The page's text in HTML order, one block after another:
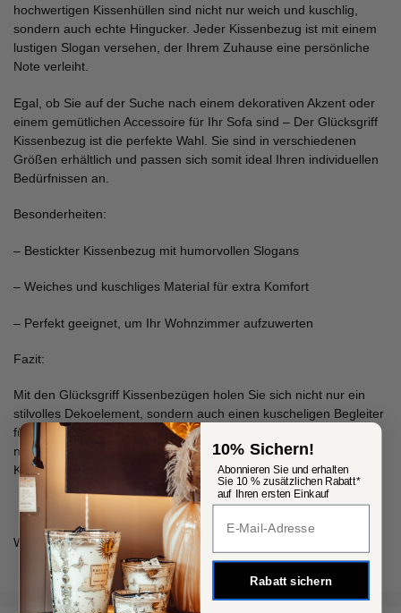
hochwertigen Kissenhüllen sind nicht nur weich und kuschlig,
sondern auch echte Hingucker. Jeder Kissenbezug ist mit einem
lustigen Slogan versehen, der Ihrem Zuhause eine persönliche
Note verleiht.
Egal, ob Sie auf der Suche nach einem dekorativen Akzent oder
einem gemütlichen Accessoire für Ihr Sofa sind – Der Glücksgriff
Kissenbezug ist die perfekte Wahl. Sie sind in verschiedenen
Größen erhältlich und passen sich somit ideal Ihren individuellen
Bedürfnissen an.
Besonderheiten:
– Bestickter Kissenbezug mit humorvollen Slogans
– Weiches und kuschliges Material für extra Komfort
– Perfekt geeignet, um Ihr Wohnzimmer aufzuwerten
Fazit:
Mit den Glücksgriff Kissenbezügen holen Sie sich nicht nur ein
stilvolles Dekoelement, sondern auch einen kuscheligen Begleiter
für entspannte Stunden auf dem Sofa. Machen Sie Ihr Zuhause
noch gemütlicher und sorgen Sie mit diesen einzigartigen
Kissenbezügen für Gesprächsstoff bei Ihren Gästen!
Wird geliefert ohne Kissenfüllung!
10% Sichern!
Abonnieren Sie und erhalten
Sie 10 % zusätzlichen Rabatt*
auf Ihren ersten Einkauf
Rabatt sichern